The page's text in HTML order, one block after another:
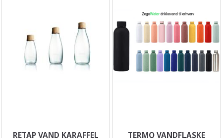
RETAP VAND KARAFFEL
TERMO VANDFLASKE